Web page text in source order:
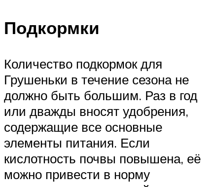
Подкормки
Количество подкормок для
Грушеньки в течение сезона не
должно быть большим. Раз в год
или дважды вносят удобрения,
содержащие все основные
элементы питания. Если
кислотность почвы повышена, её
можно привести в норму